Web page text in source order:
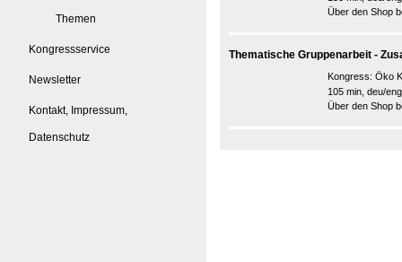
Themen
Kongressservice
Newsletter
Kontakt, Impressum,
Datenschutz
Über den Shop
Thematische Gruppenarbeit -
Kongress: Öko
105 min, deu/eng
Über den Shop